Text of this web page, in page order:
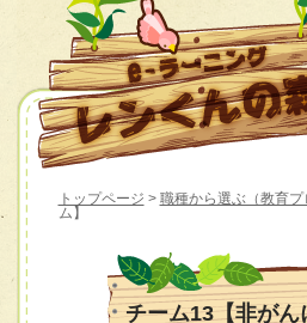
トップページ > 職種から選ぶ（教育プ
ム】
チーム13【非が